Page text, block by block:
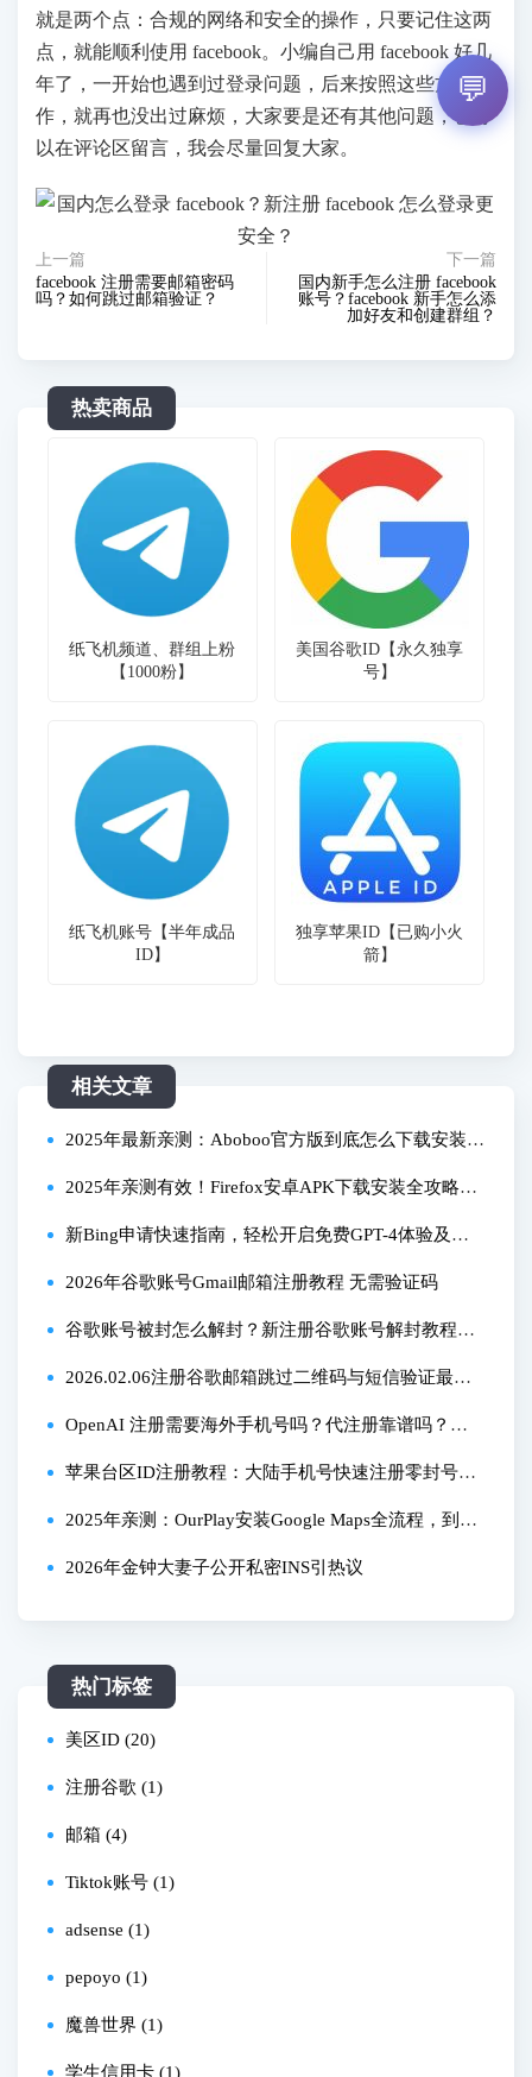
就是两个点：合规的网络和安全的操作，只要记住这两
点，就能顺利使用 facebook。小编自己用 facebook 好几
年了，一开始也遇到过登录问题，后来按照这些方法操
作，就再也没出过麻烦，大家要是还有其他问题，也可
以在评论区留言，我会尽量回复大家。
上一篇
facebook 注册需要邮箱密码
吗？如何跳过邮箱验证？
下一篇
国内新手怎么注册 facebook
账号？facebook 新手怎么添
加好友和创建群组？
热卖商品
纸飞机频道、群组上粉
【1000粉】
美国谷歌ID【永久独享
号】
纸飞机账号【半年成品
ID】
独享苹果ID【已购小火
箭】
相关文章
2025年最新亲测：Aboboo官方版到底怎么下载安装？
附PC/手机全流程教程
2025年亲测有效！Firefox安卓APK下载安装全攻略，
解决下载失败问题
新Bing申请快速指南，轻松开启免费GPT-4体验及微
软AI绘画功能演示
2026年谷歌账号Gmail邮箱注册教程 无需验证码
谷歌账号被封怎么解封？新注册谷歌账号解封教程看
这里！
2026.02.06注册谷歌邮箱跳过二维码与短信验证最新
教程！亲测下号！注册难题解决方案出炉！
OpenAI 注册需要海外手机号吗？代注册靠谱吗？一
文讲清风险与方法
苹果台区ID注册教程：大陆手机号快速注册零封号指
南
2025年亲测：OurPlay安装Google Maps全流程，到底
行不行？详细教程来了！
2026年金钟大妻子公开私密INS引热议
热门标签
美区ID (20)
注册谷歌 (1)
邮箱 (4)
Tiktok账号 (1)
adsense (1)
pepoyo (1)
魔兽世界 (1)
学生信用卡 (1)
💬